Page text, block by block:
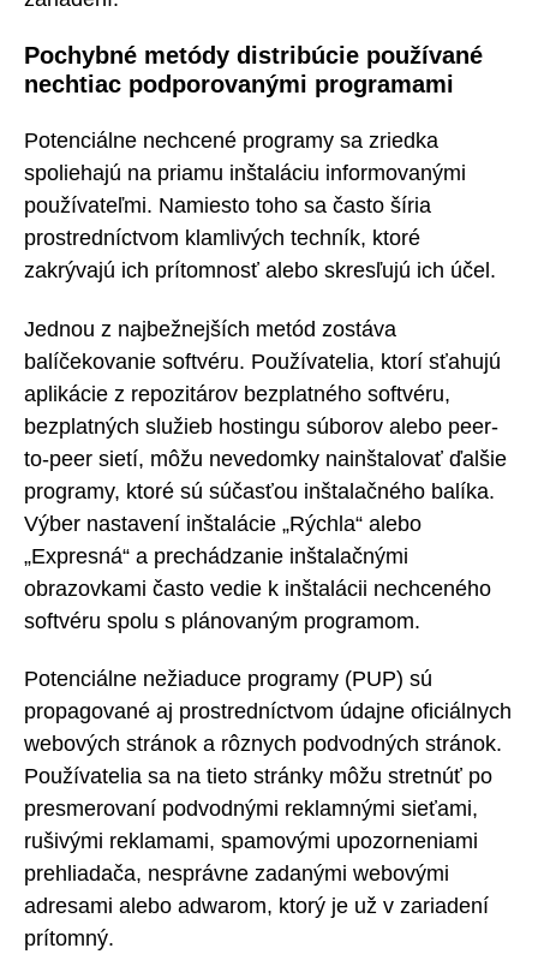
Pochybné metódy distribúcie používané
nechtiac podporovanými programami
Potenciálne nechcené programy sa zriedka
spoliehajú na priamu inštaláciu informovanými
používateľmi. Namiesto toho sa často šíria
prostredníctvom klamlivých techník, ktoré
zakrývajú ich prítomnosť alebo skresľujú ich účel.
Jednou z najbežnejších metód zostáva
balíčekovanie softvéru. Používatelia, ktorí sťahujú
aplikácie z repozitárov bezplatného softvéru,
bezplatných služieb hostingu súborov alebo peer-
to-peer sietí, môžu nevedomky nainštalovať ďalšie
programy, ktoré sú súčasťou inštalačného balíka.
Výber nastavení inštalácie „Rýchla“ alebo
„Expresná“ a prechádzanie inštalačnými
obrazovkami často vedie k inštalácii nechceného
softvéru spolu s plánovaným programom.
Potenciálne nežiaduce programy (PUP) sú
propagované aj prostredníctvom údajne oficiálnych
webových stránok a rôznych podvodných stránok.
Používatelia sa na tieto stránky môžu stretnúť po
presmerovaní podvodnými reklamnými sieťami,
rušivými reklamami, spamovými upozorneniami
prehliadača, nesprávne zadanými webovými
adresami alebo adwarom, ktorý je už v zariadení
prítomný.